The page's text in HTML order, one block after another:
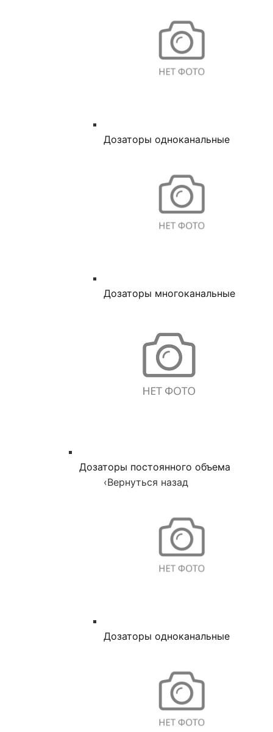
Дозаторы одноканальные
Дозаторы многоканальные
Дозаторы постоянного объема
‹Вернуться назад
Дозаторы одноканальные